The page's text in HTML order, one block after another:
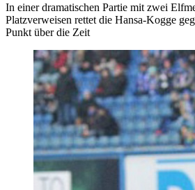
In einer dramatischen Partie mit zwei
Platzverweisen rettet die Hansa-Kogge
Punkt über die Zeit